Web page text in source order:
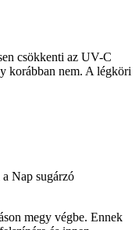
csökkenti az UV-C
korábban nem. A légköri
a Nap sugárzó
megy végbe. Ennek